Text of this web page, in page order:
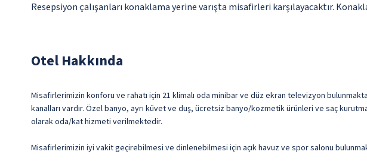
Resepsiyon çalışanları konaklama yerine varışta misafirleri karşılayacaktır.
Otel Hakkında
Misafirlerimizin konforu ve rahatı için 21 klimalı oda minibar ve düz ekran televizyon
kanalları vardır. Özel banyo, ayrı küvet ve duş, ücretsiz banyo/kozmetik ürünleri ve saç
olarak oda/kat hizmeti verilmektedir.
Misafirlerimizin iyi vakit geçirebilmesi ve dinlenebilmesi için açık havuz ve spor salonu